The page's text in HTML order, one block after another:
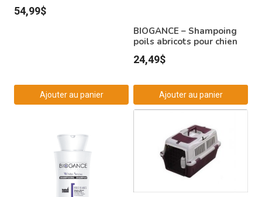
54,99$
Ajouter au panier
BIOGANCE – Shampoing
poils abricots pour chien
24,49$
Ajouter au panier